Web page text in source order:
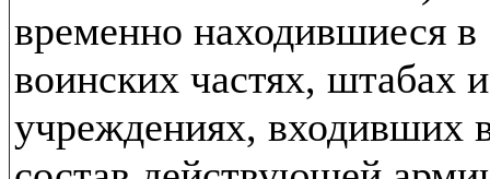
временно находившиеся в
воинских частях, штабах и
учреждениях, входивших